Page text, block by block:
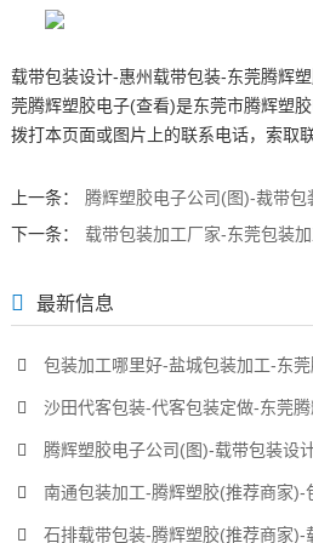
载带包装设计-惠州载带包装-东莞腾辉
莞腾辉塑胶电子(查看)是东莞市腾辉塑
拨打本页面或图片上的联系电话，索取
上一条：
腾辉塑胶电子公司(图)-裁带
下一条：
载带包装加工厂家-东莞包装
最新信息
包装加工哪里好-盐城包装加工-东
沙田代客包装-代客包装定做-东莞
腾辉塑胶电子公司(图)-载带包装设
南通包装加工-腾辉塑胶(推荐商家)-
石排载带包装-腾辉塑胶(推荐商家)-